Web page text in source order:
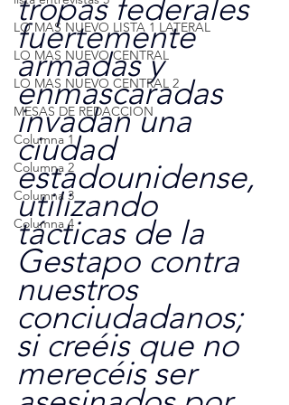
LO MAS NUEVO LISTA 1 LATERAL
LO MAS NUEVO CENTRAL
LO MAS NUEVO CENTRAL 2
MESAS DE REDACCION
Columna 1
Columna 2
Columna 3
Columna 4
tropas federales
fuertemente
armadas y
enmascaradas
invadan una
ciudad
estadounidense,
utilizando
tácticas de la
Gestapo contra
nuestros
conciudadanos;
si creéis que no
merecéis ser